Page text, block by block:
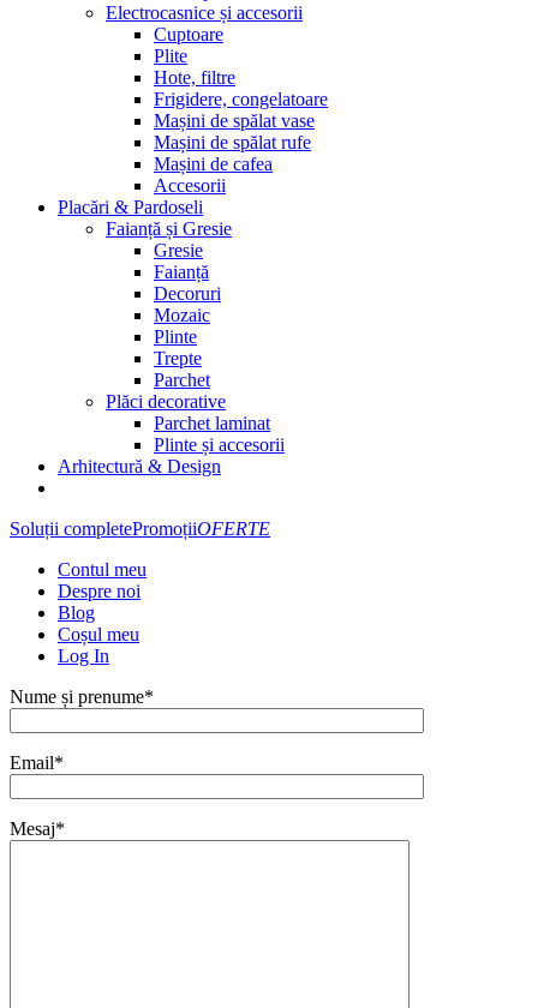
Electrocasnice și accesorii
Cuptoare
Plite
Hote, filtre
Frigidere, congelatoare
Mașini de spălat vase
Mașini de spălat rufe
Mașini de cafea
Accesorii
Placări & Pardoseli
Faianță și Gresie
Gresie
Faianță
Decoruri
Mozaic
Plinte
Trepte
Parchet
Plăci decorative
Parchet laminat
Plinte și accesorii
Arhitectură & Design
Soluții completePromoțiiOFERTE
Contul meu
Despre noi
Blog
Coșul meu
Log In
Nume și prenume*
Email*
Mesaj*